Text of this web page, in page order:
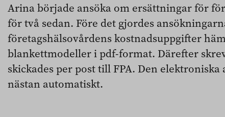
Arina började ansöka om ersättningar för
för två sedan. Före det gjordes
företagshälsovårdens kostnadsuppgifter
blankettmodeller i pdf-format. Därefter
skickades per post till FPA. Den
nästan automatiskt.